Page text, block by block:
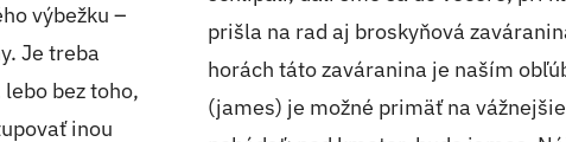
výbežku –
Je treba
bez toho,
inou
prišla na rad aj broskyňová
horách táto zaváranina je naším
(james) je možné primäť na